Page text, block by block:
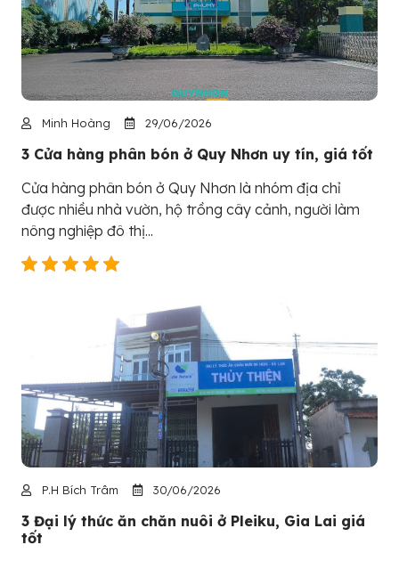
Minh Hoàng 29/06/2026
3 Cửa hàng phân bón ở Quy Nhơn uy tín, giá tốt
Cửa hàng phân bón ở Quy Nhơn là nhóm địa chỉ
được nhiều nhà vườn, hộ trồng cây cảnh, người làm
nông nghiệp đô thị...
P.H Bích Trâm 30/06/2026
3 Đại lý thức ăn chăn nuôi ở Pleiku, Gia Lai giá
tốt